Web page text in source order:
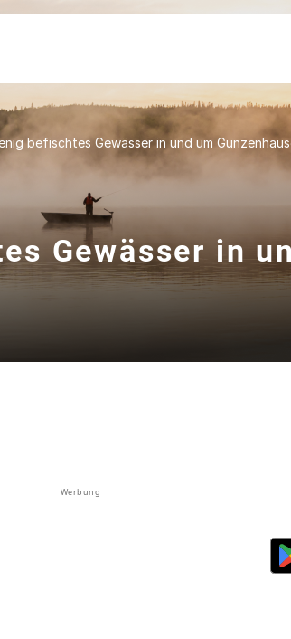
befischtes Gewässer in und um
Gewässer in
Werbung